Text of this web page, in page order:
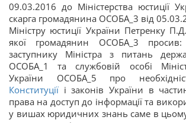
09.03.2016 до Міністерства юстиції
скарга громадянина ОСОБА_3 від
Міністру юстиції України Петренку
якої громадянин ОСОБА_3
заступнику Міністра з питань
ОСОБА_1 та службовій особі
України ОСОБА_5 про
Конституції і законів України в
права на доступ до інформації та
у вишах юридичних знань саме в